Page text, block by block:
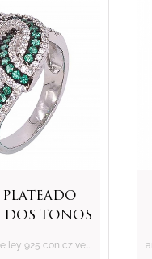
dos tonos
Anillo de plata de ley 925 con cz verde y blanco sintético redondo